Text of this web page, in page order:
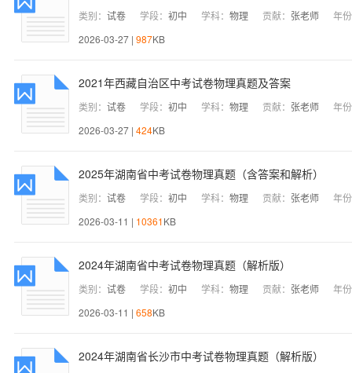
类别： 试卷 学段： 初中 学科： 物理 贡献： 张老师
年
2026-03-27 | 987KB
2021年西藏自治区中考试卷物理真题及答案
类别： 试卷 学段： 初中 学科： 物理 贡献： 张老师
年
2026-03-27 | 424KB
2025年湖南省中考试卷物理真题（含答案和解析）
类别： 试卷 学段： 初中 学科： 物理 贡献： 张老师
年
2026-03-11 | 10361KB
2024年湖南省中考试卷物理真题（解析版）
类别： 试卷 学段： 初中 学科： 物理 贡献： 张老师
年
2026-03-11 | 658KB
2024年湖南省长沙市中考试卷物理真题（解析版）